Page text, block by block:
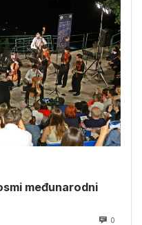
međunarodni
0